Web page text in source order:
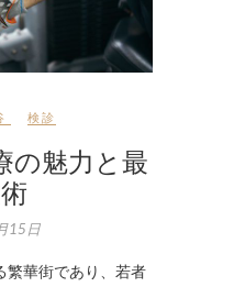
検診
の魅力と最
15日
繁華街であり、若者